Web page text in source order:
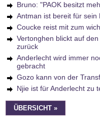
Bruno: "PAOK besitzt
Antman ist bereit für sein
Coucke reist mit zum
Vertonghen blickt auf
zurück
Anderlecht wird immer
gebracht
Gozo kann von der
Njie ist für Anderlecht zu
ÜBERSICHT »